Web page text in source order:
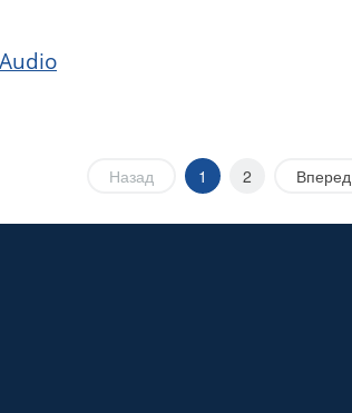
Назад 1 2 Вперед